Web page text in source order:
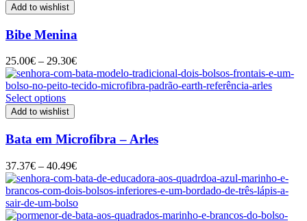
Add to wishlist
Bibe Menina
25.00€ – 29.30€Price
range:
25.00€
Select options
Add to wishlist
Bata em Microfibra – Arles
37.37€ – 40.49€Price
range:
37.37€
through
40.49€